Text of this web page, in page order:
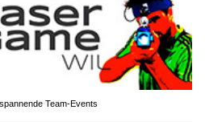
Team-Events